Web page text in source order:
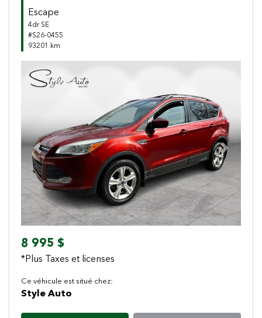
Escape
4dr SE
#S26-0455
93201 km
Previous Next
8 995 $
*Plus Taxes et licenses
Ce véhicule est situé chez:
Style Auto